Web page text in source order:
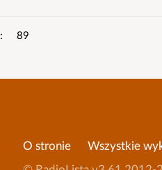
89
O stronie Wszystkie